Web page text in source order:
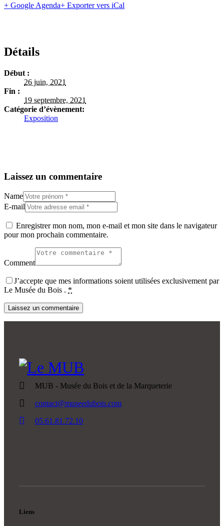
+ Google Agenda+ Exporter vers iCal
Détails
Début :
26 juin, 2021
Fin :
19 septembre, 2021
Catégorie d’évènement:
Exposition
Laissez un commentaire
Name
E-mail
Enregistrer mon nom, mon e-mail et mon site dans le navigateur
pour mon prochain commentaire.
Comment
J’accepte que mes informations soient utilisées exclusivement par
Le Musée du Bois . *
MUB - Musée du Bois et de la Marqueterie
contact@museedubois.com
05.61.81.72.10
Liens